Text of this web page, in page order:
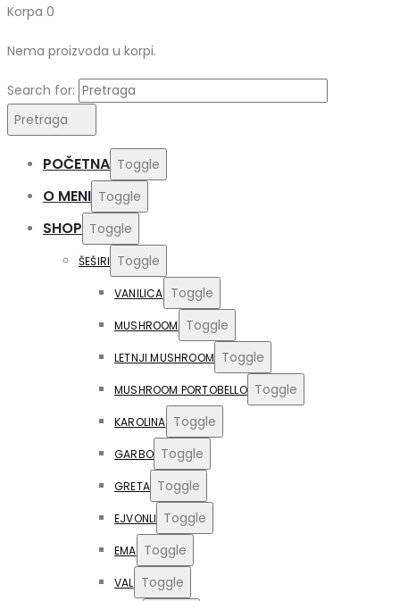
Korpa 0
Nema proizvoda u korpi.
Search for:
Pretraga
POČETNA Toggle
O MENI Toggle
SHOP Toggle
ŠEŠIRI Toggle
VANILICA Toggle
MUSHROOM Toggle
LETNJI MUSHROOM Toggle
MUSHROOM PORTOBELLO Toggle
KAROLINA Toggle
GARBO Toggle
GRETA Toggle
EJVONLI Toggle
EMA Toggle
VAL Toggle